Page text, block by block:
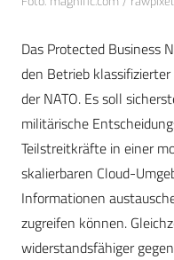
Das Protected Business
den Betrieb
der NATO. Es soll
militärische
Teilstreitkräfte in einer
skalierbaren Cloud-
Informationen
zugreifen können.
widerstandsfähiger